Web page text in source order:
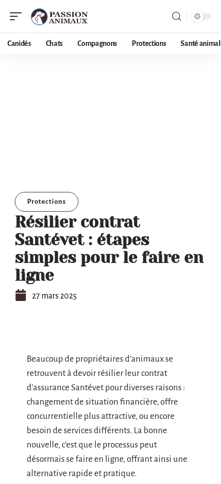
Canidés Chats Compagnons Protections Santé
Protections
Résilier contrat
Santévet : étapes
simples pour le faire en
ligne
27 mars 2025
Beaucoup de propriétaires d’animaux se
retrouvent à devoir résilier leur contrat
d’assurance Santévet pour diverses raisons :
changement de situation financière, offre
concurrentielle plus attractive, ou encore
besoin de services différents. La bonne
nouvelle, c’est que le processus peut
désormais se faire en ligne, offrant ainsi une
alternative rapide et pratique.